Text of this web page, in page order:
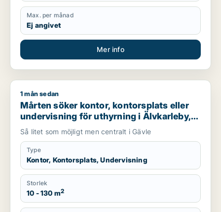
Max. per månad
Ej angivet
Mer info
Mårten söker kontor, kontorsplats eller undervisning för
1 mån sedan
Mårten söker kontor, kontorsplats eller
undervisning för uthyrning i Älvkarleby,
Heby eller Tierp m.fl.
Så litet som möjligt men centralt i Gävle
Type
Kontor, Kontorsplats, Undervisning
Storlek
10 - 130 m2